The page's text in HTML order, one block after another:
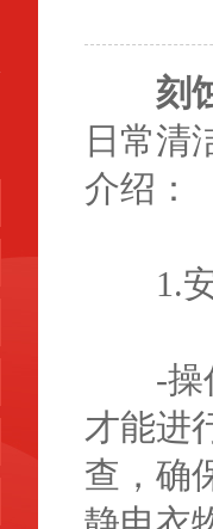
刻
日常清
介绍：
1.安
-操作
才能进
查，确